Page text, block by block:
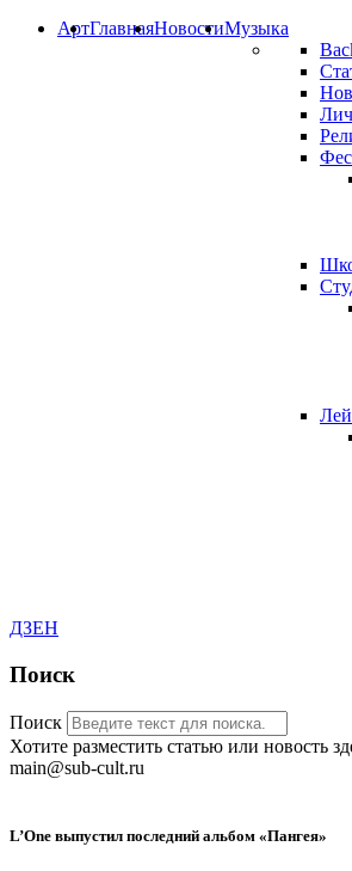
Музыка
Новости
Главная
Арт
ДЗЕН
Поиск
Поиск
Хотите разместить статью или новость
main@sub-cult.ru
L’One выпустил последний альбом «Пангея»